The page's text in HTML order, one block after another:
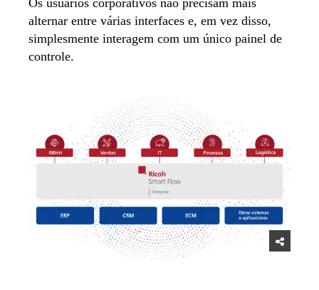
alternar entre várias interfaces e, em vez disso,
simplesmente interagem com um único painel de
controle.